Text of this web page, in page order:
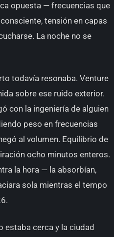
opuesta — frecuencias que
tensión en capas
La noche no se
todavía resonaba. Venture
sobre ese ruido exterior.
con la ingeniería de alguien
peso en frecuencias
al volumen. Equilibrio de
ocho minutos enteros.
la hora — la absorbían,
sola mientras el tempo
estaba cerca y la ciudad